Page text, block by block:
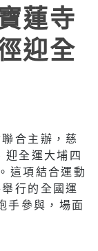
蓮寺
迎全
合主辦，慈
迎全運大埔四
這項結合運動
行的全國運
手參與，場面